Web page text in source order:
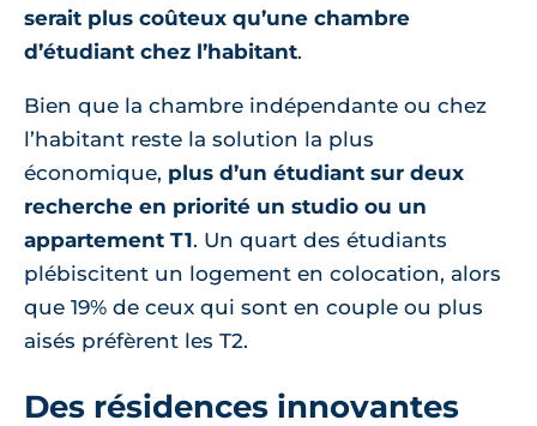
serait plus coûteux qu’une chambre
d’étudiant chez l’habitant.
Bien que la chambre indépendante ou chez
l’habitant reste la solution la plus
économique, plus d’un étudiant sur deux
recherche en priorité un studio ou un
appartement T1. Un quart des étudiants
plébiscitent un logement en colocation, alors
que 19% de ceux qui sont en couple ou plus
aisés préfèrent les T2.
Des résidences innovantes